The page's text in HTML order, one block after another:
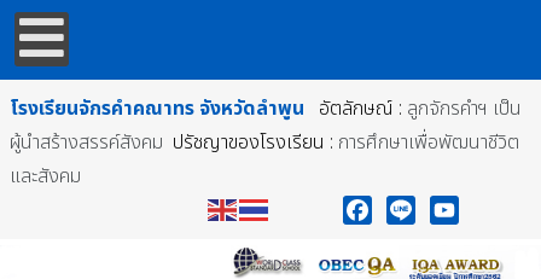
โรงเรียนจักรคำคณาทร จังหวัดลำพูน อัตลักษณ์ : ลูกจักรคำฯ เป็น
ผู้นำสร้างสรรค์สังคม ปรัชญาของโรงเรียน : การศึกษาเพื่อพัฒนาชีวิต
และสังคม